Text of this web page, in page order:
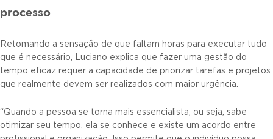
processo
Retomando a sensação de que faltam horas para executar tudo
que é necessário, Luciano explica que fazer uma gestão do
tempo eficaz requer a capacidade de priorizar tarefas e projetos
que realmente devem ser realizados com maior urgência.
“Quando a pessoa se torna mais essencialista, ou seja, sabe
otimizar seu tempo, ela se conhece e existe um acordo entre